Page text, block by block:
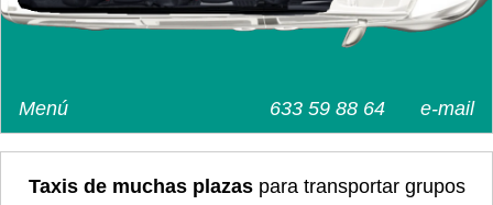
e-mail
633 59 88 64
Menú
Taxis de muchas plazaspara transportar grupos